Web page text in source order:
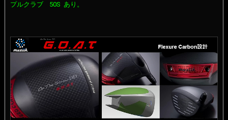
プルクラブ 50S あり。